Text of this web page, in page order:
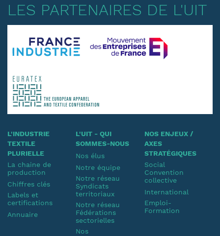
LES PARTENAIRES DE L'UIT
L'INDUSTRIE
TEXTILE
PLURIELLE
La chaine de
production
Chiffres clés
Labels et
certifications
Annuaire
L'UIT - QUI
SOMMES-NOUS
Nos élus
Notre équipe
Notre réseau
Syndicats
territoriaux
Notre réseau
Fédérations
sectorielles
Nos
NOS ENJEUX /
AXES
STRATÉGIQUES
Social
Convention
collective
International
Emploi-
Formation